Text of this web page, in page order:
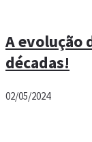
A evolução
décadas!
02/05/2024